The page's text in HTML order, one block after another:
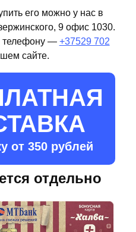
его можно у нас в
9 офис 1030.
телефону — +37529 702
сайте.
от 350 рублей
отдельно